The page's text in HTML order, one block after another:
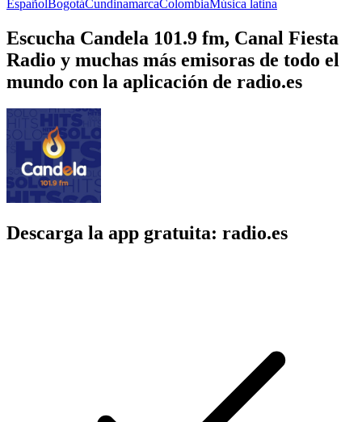
EspañolBogotáCundinamarcaColombiaMúsica latina
Escucha Candela 101.9 fm, Canal Fiesta
Radio y muchas más emisoras de todo el
mundo con la aplicación de radio.es
Descarga la app gratuita: radio.es